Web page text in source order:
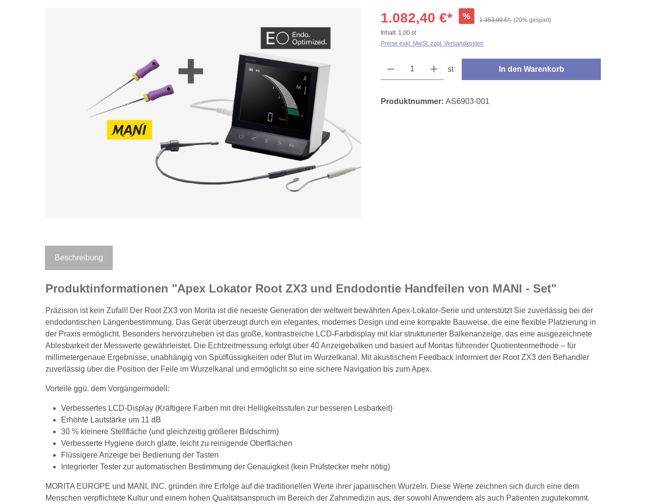
1.082,40 €* % 1.353,00 €* (20% gespart)
Inhalt: 1,00 st
Preise exkl. MwSt. zzgl. Versandkosten
st In den Warenkorb
Produktnummer:AS6903-001
Beschreibung
Produktinformationen "Apex Lokator Root ZX3 und Endodontie Handfeilen von MANI - Set"
Präzision ist kein Zufall! Der Root ZX3 von Morita ist die neueste Generation der weltweit bewährten Apex-Lokator-Serie und unterstützt Sie zuverlässig bei der
endodontischen Längenbestimmung. Das Gerät überzeugt durch ein elegantes, modernes Design und eine kompakte Bauweise, die eine flexible Platzierung in
der Praxis ermöglicht. Besonders hervorzuheben ist das große, kontrastreiche LCD-Farbdisplay mit klar strukturierter Balkenanzeige, das eine ausgezeichnete
Ablesbarkeit der Messwerte gewährleistet. Die Echtzeitmessung erfolgt über 40 Anzeigebalken und basiert auf Moritas führender Quotientenmethode – für
millimetergenaue Ergebnisse, unabhängig von Spülflüssigkeiten oder Blut im Wurzelkanal. Mit akustischem Feedback informiert der Root ZX3 den Behandler
zuverlässig über die Position der Feile im Wurzelkanal und ermöglicht so eine sichere Navigation bis zum Apex.
Vorteile ggü. dem Vorgängermodell:
Verbessertes LCD-Display (Kräftigere Farben mit drei Helligkeitsstufen zur besseren Lesbarkeit)
Erhöhte Lautstärke um 11 dB
30 % kleinere Stellfläche (und gleichzeitig größerer Bildschirm)
Verbesserte Hygiene durch glatte, leicht zu reinigende Oberflächen
Flüssigere Anzeige bei Bedienung der Tasten
Integrierter Tester zur automatischen Bestimmung der Genauigkeit (kein Prüfstecker mehr nötig)
MORITA EUROPE und MANI, INC. gründen ihre Erfolge auf die traditionellen Werte ihrer japanischen Wurzeln. Diese Werte zeichnen sich durch eine dem
Menschen verpflichtete Kultur und einem hohen Qualitätsanspruch im Bereich der Zahnmedizin aus, der sowohl Anwendern als auch Patienten zugutekommt.